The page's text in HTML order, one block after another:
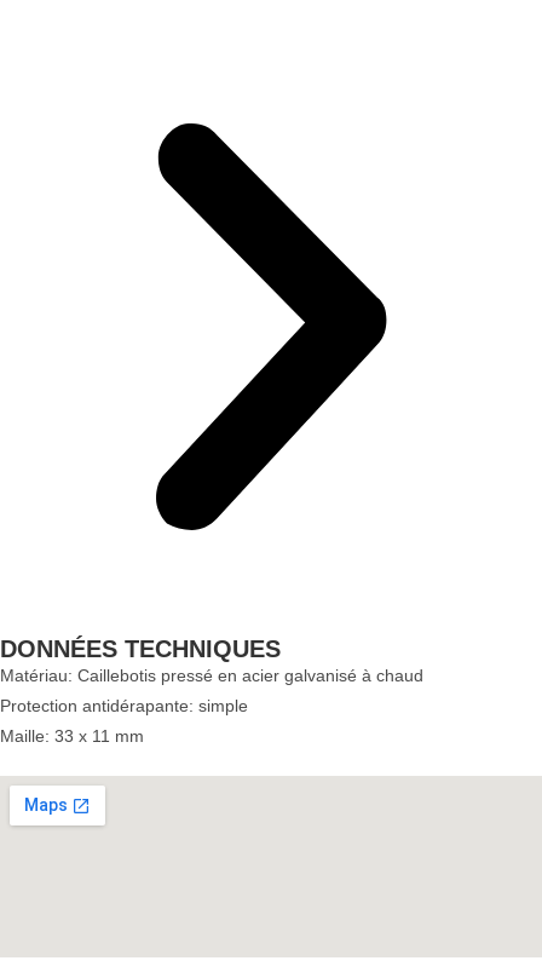
DONNÉES TECHNIQUES
Matériau: Caillebotis pressé en acier galvanisé à chaud
Protection antidérapante: simple
Maille: 33 x 11 mm